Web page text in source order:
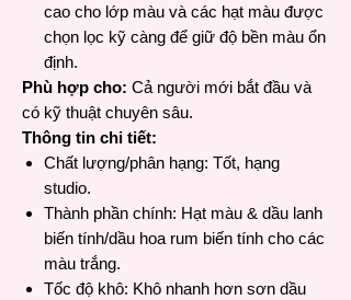
cao cho lớp màu và các hạt màu được
chọn lọc kỹ càng để giữ độ bền màu ổn
định.
Phù hợp cho: Cả người mới bắt đầu và
có kỹ thuật chuyên sâu.
Thông tin chi tiết:
Chất lượng/phân hạng: Tốt, hạng
studio.
Thành phần chính: Hạt màu & dầu lanh
biến tính/dầu hoa rum biến tính cho các
màu trắng.
Tốc độ khô: Khô nhanh hơn sơn dầu